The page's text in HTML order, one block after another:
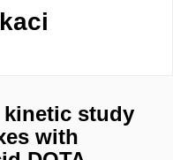
kinetic study
with